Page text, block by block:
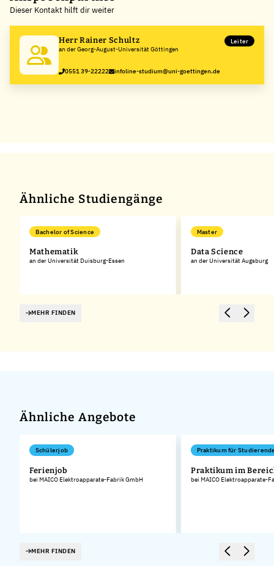
−
Dieser Kontakt hilft dir weiter
Herr Rainer Schultz
an der Georg-August-Universität Göttingen
Leiter
0551 39-22222 infoline-studium@uni-goettingen.de
Ähnliche Studiengänge
Bachelor of Science
Mathematik
an der Universität Duisburg-Essen
Master
Data Science
an der Universität Augsburg
MEHR FINDEN
Ähnliche Angebote
Schülerjob
Ferienjob
bei MAICO Elektroapparate-Fabrik GmbH
Praktikum für
Praktikum im
bei MAICO Elektroapparate-
MEHR FINDEN